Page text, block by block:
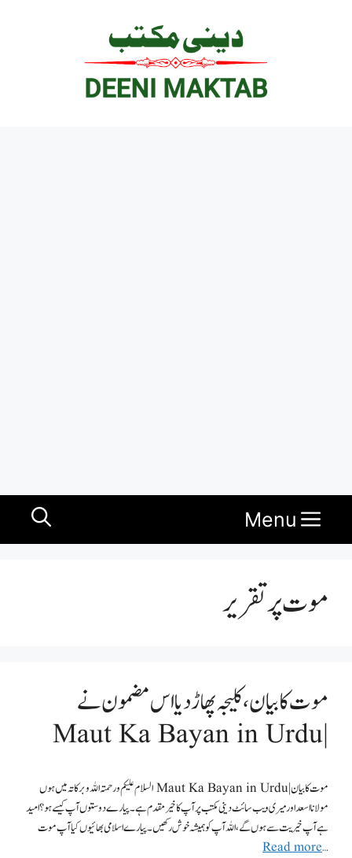
Menu
موت پر تقریر
موت کا بیان، کلیجہ پھاڑ دیا اس مضمون نے
| Maut Ka Bayan in Urdu
موت کا بیان | Maut Ka Bayan in Urdu السلام علیکم ورحمتہ اللہ وبرکاتہ میں ہوں
مولانا اسعد اور میری ویب سائٹ دینی مکتب پر آپ کا خیر مقدم ہے۔ پیارے دوستوں آپ کیسے ہو؟ امید
ہے آپ خیریت سے ہوں گے، اللہ آپ کو ہمیشہ خوش رکھیں ۔ پیارے اسلامی بھائیوں کیا آپ موت
…
Read more